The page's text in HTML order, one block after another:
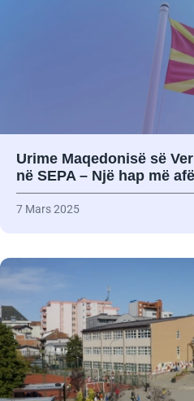
Urime Maqedonisë së
në SEPA – Një hap më
7 Mars 2025